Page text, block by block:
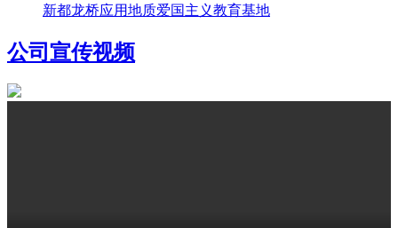
新都龙桥应用地质爱国主义教育基地
公司宣传视频